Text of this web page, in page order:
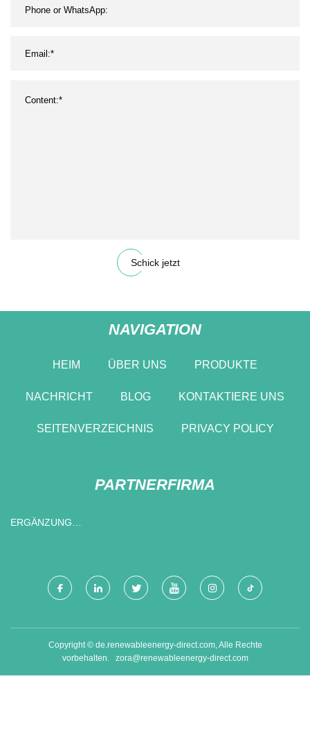
Schick jetzt
NAVIGATION
HEIM ÜBER UNS PRODUKTE
NACHRICHT BLOG KONTAKTIERE UNS
SEITENVERZEICHNIS PRIVACY POLICY
PARTNERFIRMA
ERGÄNZUNG
Copyright © de.renewableenergy-direct.com, Alle Rechte
vorbehalten. zora@renewableenergy-direct.com